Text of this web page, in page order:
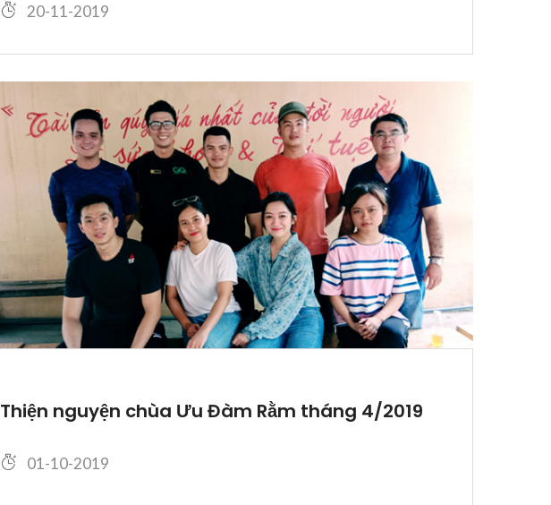
20-11-2019
Thiện nguyện chùa Ưu Đàm Rằm tháng 4/2019
01-10-2019